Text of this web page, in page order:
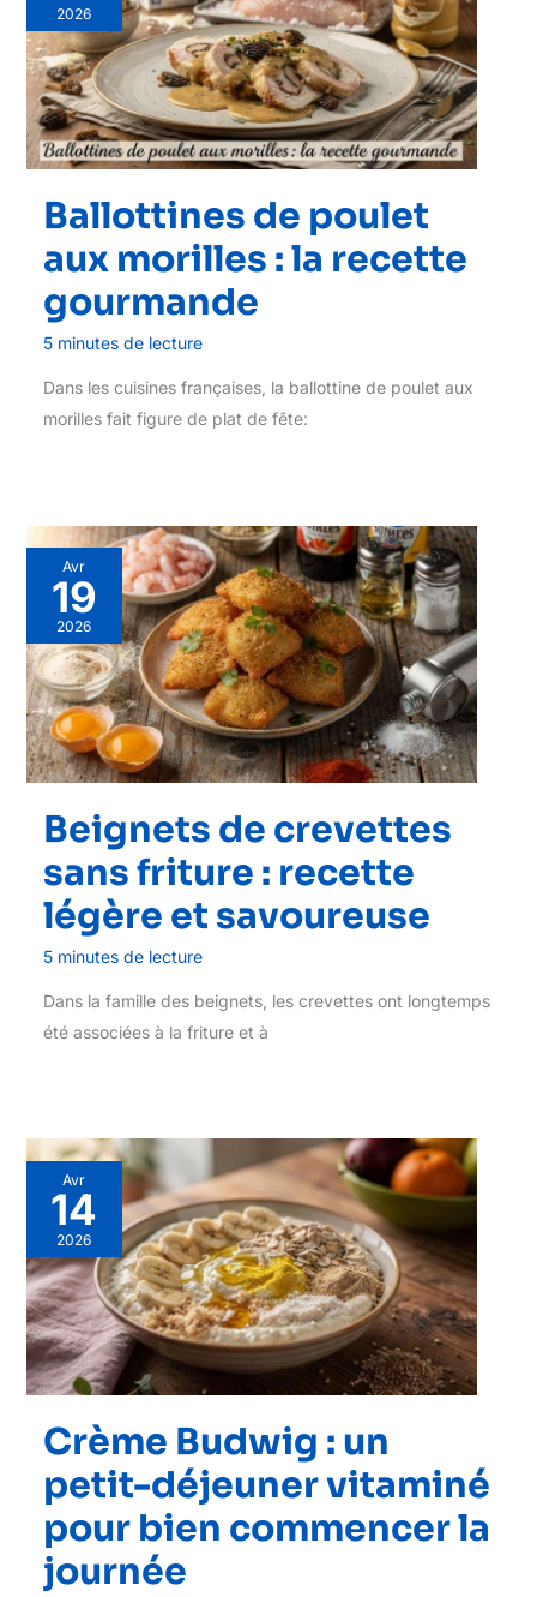
2026
Ballottines de poulet
aux morilles : la recette
gourmande
5 minutes de lecture
Dans les cuisines françaises, la ballottine de poulet aux
morilles fait figure de plat de fête:
Avr
19
2026
Beignets de crevettes
sans friture : recette
légère et savoureuse
5 minutes de lecture
Dans la famille des beignets, les crevettes ont longtemps
été associées à la friture et à
Avr
14
2026
Crème Budwig : un
petit-déjeuner vitaminé
pour bien commencer la
journée